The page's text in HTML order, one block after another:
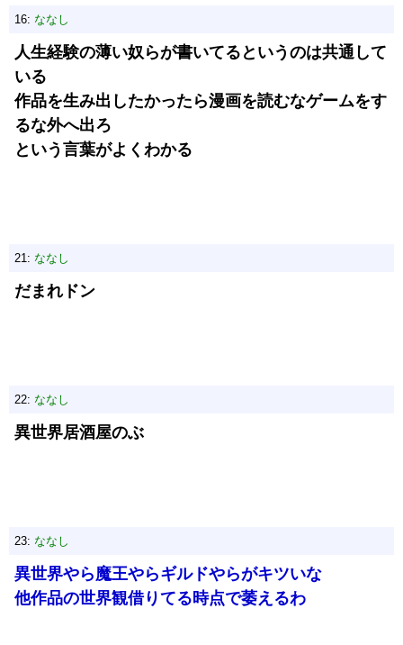
16: ななし
人生経験の薄い奴らが書いてるというのは共通して
いる
作品を生み出したかったら漫画を読むなゲームをす
るな外へ出ろ
という言葉がよくわかる
21: ななし
だまれドン
22: ななし
異世界居酒屋のぶ
23: ななし
異世界やら魔王やらギルドやらがキツいな
他作品の世界観借りてる時点で萎えるわ